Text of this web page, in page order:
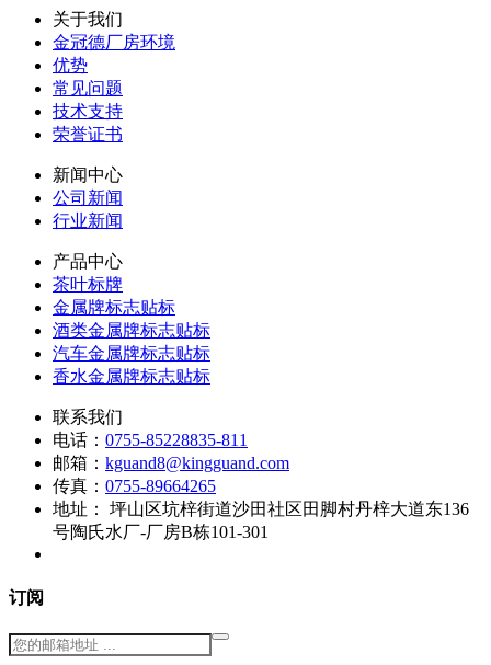
关于我们
金冠德厂房环境
优势
常见问题
技术支持
荣誉证书
新闻中心
公司新闻
行业新闻
产品中心
茶叶标牌
金属牌标志贴标
酒类金属牌标志贴标
汽车金属牌标志贴标
香水金属牌标志贴标
联系我们
电话： 0755-85228835-811
邮箱： kguand8@kingguand.com
传真： 0755-89664265
地址：
坪山区坑梓街道沙田社区田脚村丹梓大道东136
号陶氏水厂-厂房B栋101-301
订阅